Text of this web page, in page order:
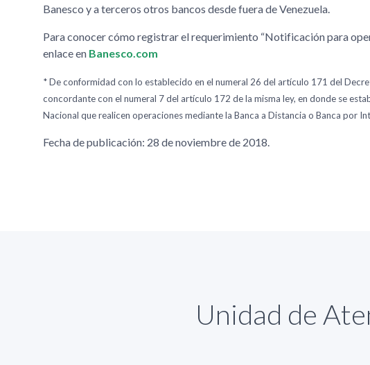
Banesco y a terceros otros bancos desde fuera de Venezuela.
Para conocer cómo registrar el requerimiento “Notificación para
enlace en Banesco.com
* De conformidad con lo establecido en el numeral 26 del artículo 171 del
concordante con el numeral 7 del artículo 172 de la misma ley, en donde se
Nacional que realicen operaciones mediante la Banca a Distancia o Banca por
Fecha de publicación: 28 de noviembre de 2018.
Unidad de